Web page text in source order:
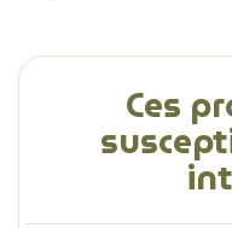
Ces